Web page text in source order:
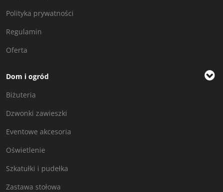
Polityka prywatności
Regulamin
Oferta
Dom i ogród
Biżuteria
Dzwonki zawieszki
Eventowe akcesoria
Oświetlenie
Szkatułki i pudełka
Zastawa stołowa